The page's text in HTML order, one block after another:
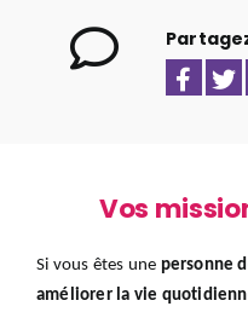
Vos
Si vous êtes une personne
améliorer la vie